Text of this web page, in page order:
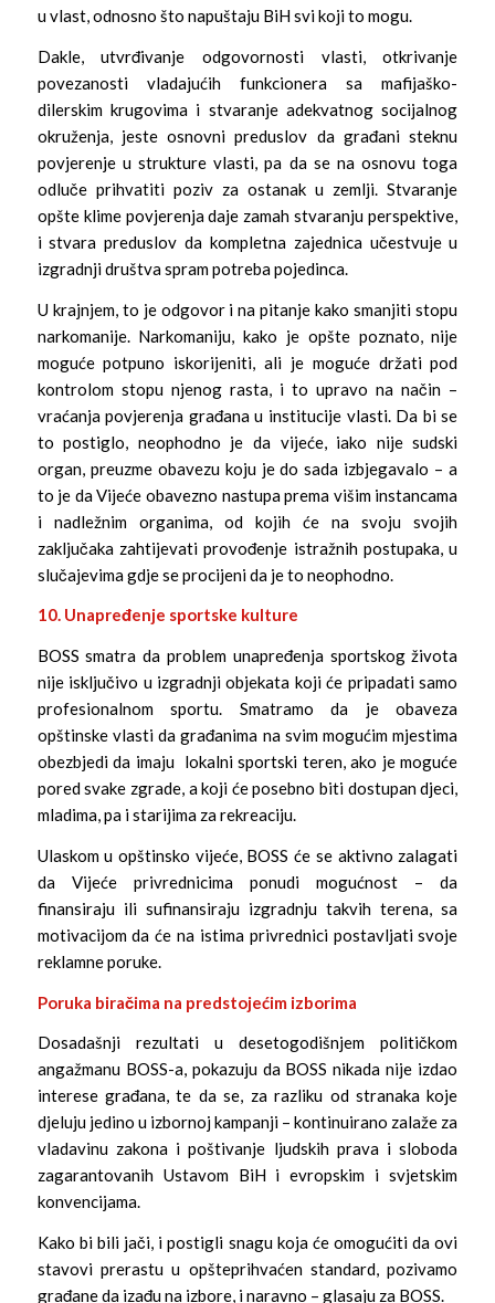
u vlast, odnosno što napuštaju BiH svi koji to mogu.
Dakle, utvrđivanje odgovornosti vlasti, otkrivanje
povezanosti vladajućih funkcionera sa mafijaško-
dilerskim krugovima i stvaranje adekvatnog socijalnog
okruženja, jeste osnovni preduslov da građani steknu
povjerenje u strukture vlasti, pa da se na osnovu toga
odluče prihvatiti poziv za ostanak u zemlji. Stvaranje
opšte klime povjerenja daje zamah stvaranju perspektive,
i stvara preduslov da kompletna zajednica učestvuje u
izgradnji društva spram potreba pojedinca.
U krajnjem, to je odgovor i na pitanje kako smanjiti stopu
narkomanije. Narkomaniju, kako je opšte poznato, nije
moguće potpuno iskorijeniti, ali je moguće držati pod
kontrolom stopu njenog rasta, i to upravo na način –
vraćanja povjerenja građana u institucije vlasti. Da bi se
to postiglo, neophodno je da vijeće, iako nije sudski
organ, preuzme obavezu koju je do sada izbjegavalo – a
to je da Vijeće obavezno nastupa prema višim instancama
i nadležnim organima, od kojih će na svoju svojih
zaključaka zahtijevati provođenje istražnih postupaka, u
slučajevima gdje se procijeni da je to neophodno.
10. Unapređenje sportske kulture
BOSS smatra da problem unapređenja sportskog života
nije isključivo u izgradnji objekata koji će pripadati samo
profesionalnom sportu. Smatramo da je obaveza
opštinske vlasti da građanima na svim mogućim mjestima
obezbjedi da imaju lokalni sportski teren, ako je moguće
pored svake zgrade, a koji će posebno biti dostupan djeci,
mladima, pa i starijima za rekreaciju.
Ulaskom u opštinsko vijeće, BOSS će se aktivno zalagati
da Vijeće privrednicima ponudi mogućnost – da
finansiraju ili sufinansiraju izgradnju takvih terena, sa
motivacijom da će na istima privrednici postavljati svoje
reklamne poruke.
Poruka biračima na predstojećim izborima
Dosadašnji rezultati u desetogodišnjem političkom
angažmanu BOSS-a, pokazuju da BOSS nikada nije izdao
interese građana, te da se, za razliku od stranaka koje
djeluju jedino u izbornoj kampanji – kontinuirano zalaže za
vladavinu zakona i poštivanje ljudskih prava i sloboda
zagarantovanih Ustavom BiH i evropskim i svjetskim
konvencijama.
Kako bi bili jači, i postigli snagu koja će omogućiti da ovi
stavovi prerastu u opšteprihvaćen standard, pozivamo
građane da izađu na izbore, i naravno – glasaju za BOSS.